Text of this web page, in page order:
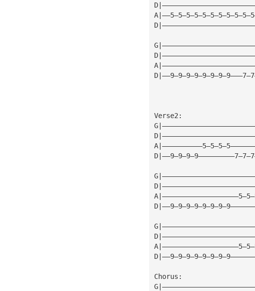
Verse2:
Chorus: